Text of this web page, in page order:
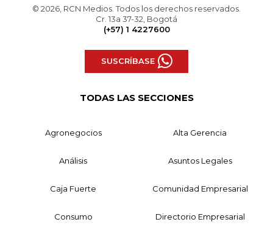
© 2026, RCN Medios. Todos los derechos reservados.
Cr. 13a 37-32, Bogotá
(+57) 1 4227600
SUSCRÍBASE
TODAS LAS SECCIONES
Agronegocios Alta Gerencia
Análisis Asuntos Legales
Caja Fuerte Comunidad Empresarial
Consumo Directorio Empresarial